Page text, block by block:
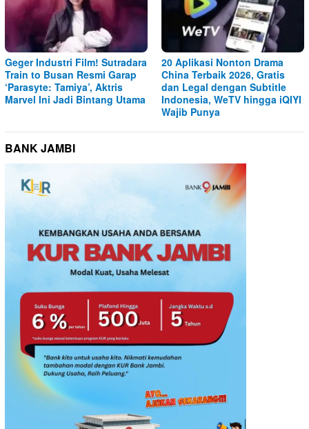
Geger Industri Film! Sutradara
Train to Busan Resmi Garap
‘Parasyte: Tamiya’, Aktris
Marvel Ini Jadi Bintang Utama
20 Aplikasi Nonton Drama
China Terbaik 2026, Gratis
dan Legal dengan Subtitle
Indonesia, WeTV hingga iQIYI
Wajib Punya
BANK JAMBI